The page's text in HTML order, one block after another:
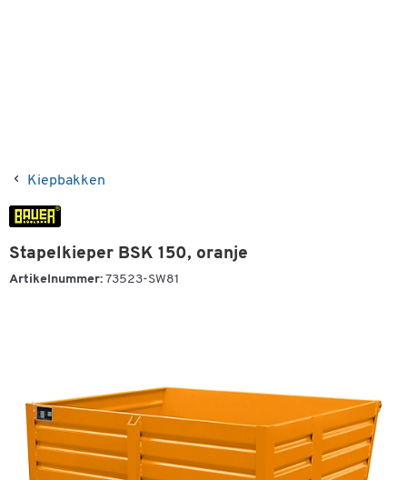
Kiepbakken
Stapelkieper BSK 150, oranje
Artikelnummer: 73523-SW81